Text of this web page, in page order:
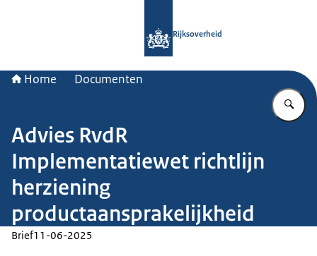
Rijksoverheid
Home Documenten
Advies RvdR
Implementatiewet richtlijn
herziening
productaansprakelijkheid
Brief11-06-2025